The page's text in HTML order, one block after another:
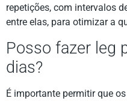
repetições, com intervalos
entre elas, para otimizar a
Posso fazer leg
dias?
É importante permitir que